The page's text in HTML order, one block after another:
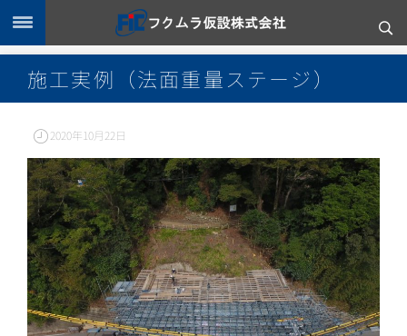
施工実例（法面重量ステージ）
2020年10月22日